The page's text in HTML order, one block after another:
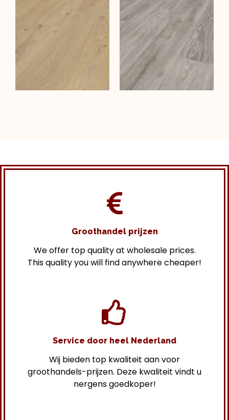
Groothandel prijzen
We offer top quality at wholesale prices.
This quality you will find anywhere cheaper!
Service door heel Nederland
Wij bieden top kwaliteit aan voor
groothandels-prijzen. Deze kwaliteit vindt u
nergens goedkoper!